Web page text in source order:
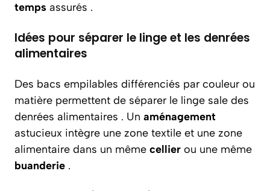
temps assurés .
Idées pour séparer le linge et les denrées
alimentaires
Des bacs empilables différenciés par couleur ou
matière permettent de séparer le linge sale des
denrées alimentaires . Un aménagement
astucieux intègre une zone textile et une zone
alimentaire dans un même cellier ou une même
buanderie .